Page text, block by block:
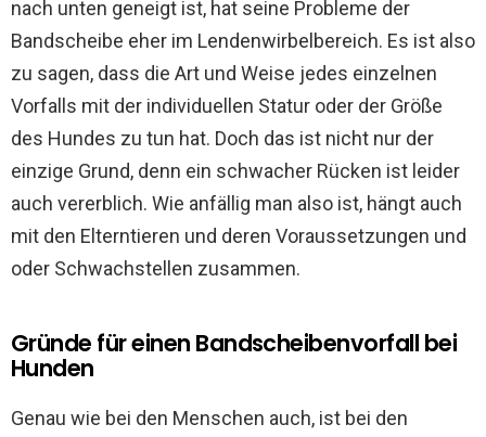
nach unten geneigt ist, hat seine Probleme der
Bandscheibe eher im Lendenwirbelbereich. Es ist also
zu sagen, dass die Art und Weise jedes einzelnen
Vorfalls mit der individuellen Statur oder der Größe
des Hundes zu tun hat. Doch das ist nicht nur der
einzige Grund, denn ein schwacher Rücken ist leider
auch vererblich. Wie anfällig man also ist, hängt auch
mit den Elterntieren und deren Voraussetzungen und
oder Schwachstellen zusammen.
Gründe für einen Bandscheibenvorfall bei
Hunden
Genau wie bei den Menschen auch, ist bei den